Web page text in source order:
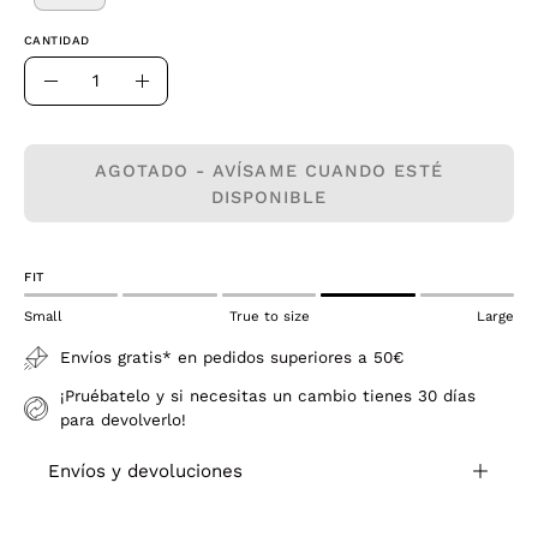
CANTIDAD
Cantidad
Disminuir Aumentar
AGOTADO - AVÍSAME CUANDO ESTÉ
DISPONIBLE
FIT
Small True to size Large
Envíos gratis* en pedidos superiores a 50€
¡Pruébatelo y si necesitas un cambio tienes 30 días
para devolverlo!
Envíos y devoluciones